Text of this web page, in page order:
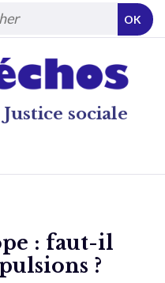
sociale
OK
: faut-il
?